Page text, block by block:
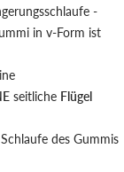
-
in v-Form ist
seitliche Flügel
des Gummis